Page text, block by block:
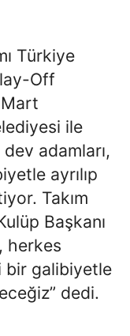
Türkiye
Off
ile
adamları,
ayrılıp
Takım
Başkanı
herkes
bir galibiyetle
dedi.